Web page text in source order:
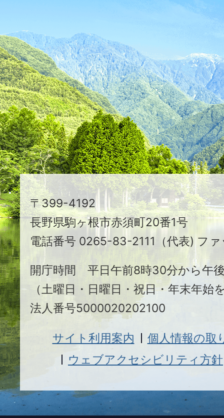
が
た
つ
映
え
る
ま
ち
駒
ヶ
根
市
〒399-4192
長野県駒ヶ根市赤須町20番1号
電話番号 0265-83-2111（代表) フ
開庁時間 平日午前8時30分から午
（土曜日・日曜日・祝日・年末年始
法人番号5000020202100
サイト利用案内
個人情報の取
ウェブアクセシビリティ方針